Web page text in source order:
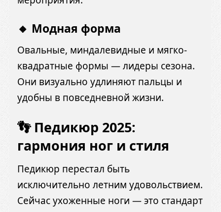
🔸 Модная форма
Овальные, миндалевидные и мягко-
квадратные формы — лидеры сезона.
Они визуально удлиняют пальцы и
удобны в повседневной жизни.
👣 Педикюр 2025:
гармония ног и стиля
Педикюр перестал быть
исключительно летним удовольствием.
Сейчас ухоженные ноги — это стандарт